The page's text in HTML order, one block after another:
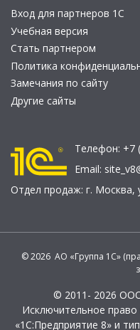
Вход для партнеров 1С
Учебная версия
Стать партнером
Политика
Замечания по сайту
Другие сайты
Телефон: +7
Email:
Отдел продаж: г. Москва,
© 2026 АО «Группа 1С»
© 2011- 2026
Исключительное
«1С:Предприятие 8» и